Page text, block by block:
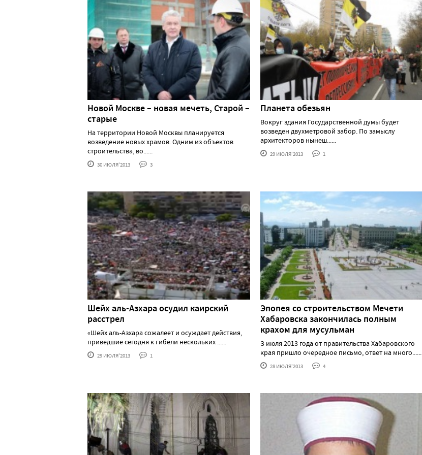
Новой Москве – новая мечеть, Старой –
старые
На территории Новой Москвы планируется
возведение новых храмов. Одним из объектов
строительства, во......
30 ИЮЛЯ'2013 3
Планета обезьян
Вокруг здания Государственной думы будет
возведен двухметровой забор. По замыслу
архитекторов нынеш......
29 ИЮЛЯ'2013 1
Шейх аль-Азхара осудил каирский
расстрел
«Шейх аль-Азхара сожалеет и осуждает действия,
приведшие сегодня к гибели нескольких ......
29 ИЮЛЯ'2013 1
Эпопея со строительством Мечети
Хабаровска закончилась полным
крахом для мусульман
З июля 2013 года от правительства Хабаровского
края пришло очередное письмо, ответ на много......
28 ИЮЛЯ'2013 4